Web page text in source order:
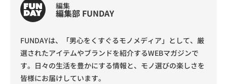
編集
編集部 FUNDAY
FUNDAYは、「男心をくすぐるモノメディア」として、厳
選されたアイテムやブランドを紹介するWEBマガジンで
す。日々の生活を豊かにする情報と、モノ選びの楽しさを
皆様にお届けしています。